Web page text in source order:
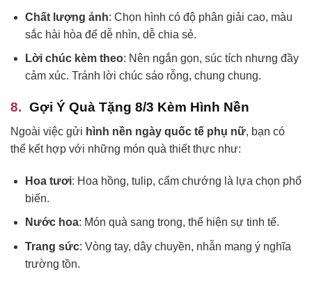
Chất lượng ảnh: Chọn hình có độ phân giải cao, màu
sắc hài hòa để dễ nhìn, dễ chia sẻ.
Lời chúc kèm theo: Nên ngắn gọn, súc tích nhưng đầy
cảm xúc. Tránh lời chúc sáo rỗng, chung chung.
Gợi Ý Quà Tặng 8/3 Kèm Hình Nền
Ngoài việc gửi hình nền ngày quốc tế phụ nữ, bạn có
thể kết hợp với những món quà thiết thực như:
Hoa tươi: Hoa hồng, tulip, cẩm chướng là lựa chọn phổ
biến.
Nước hoa: Món quà sang trọng, thể hiện sự tinh tế.
Trang sức: Vòng tay, dây chuyền, nhẫn mang ý nghĩa
trường tồn.